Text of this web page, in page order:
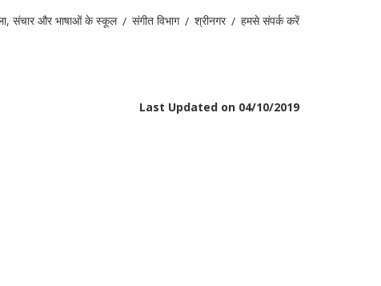
संचार और भाषाओं के स्कूल संगीत विभाग श्रीनगर हमसे संपर्क करें
Last Updated on 04/10/2019